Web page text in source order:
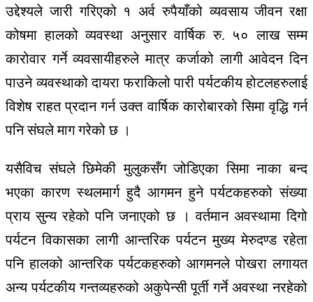
उद्देश्यले जारी गरिएको १ अर्व रुपैयाँको व्यवसाय जीवन रक्षा
कोषमा हालको व्यवस्था अनुसार वार्षिक रु. ५० लाख सम्म
कारोवार गर्ने व्यवसायीहरुले मात्र कर्जाको लागी आवेदन दिन
पाउने व्यवस्थाको दायरा फराकिलो पारी पर्यटकीय होटलहरुलाई
विशेष राहत प्रदान गर्न उक्त वार्षिक कारोबारको सिमा वृद्धि गर्न
पनि संघले माग गरेको छ ।
यसैविच संघले छिमेकी मुलुकसँग जोडिएका सिमा नाका बन्द
भएका कारण स्थलमार्ग हुदै आगमन हुने पर्यटकहरुको संख्या
प्राय सुन्य रहेको पनि जनाएको छ । वर्तमान अवस्थामा दिगो
पर्यटन विकासका लागी आन्तरिक पर्यटन मुख्य मेरुदण्ड रहेता
पनि हालको आन्तरिक पर्यटकहरुको आगमनले पोखरा लगायत
अन्य पर्यटकीय गन्तव्यहरुको अकुपेन्सी पूर्ती गर्ने अवस्था नरहेको